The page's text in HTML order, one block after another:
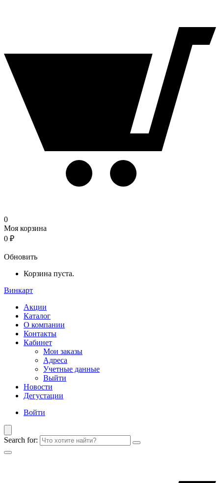
0
Моя корзина
0 ₽
Обновить
Корзина пуста.
Винкарт
Акции
Каталог
О компании
Контакты
Кабинет
Мои заказы
Адреса
Учетные данные
Выйти
Новости
Дегустации
Войти
Search for: